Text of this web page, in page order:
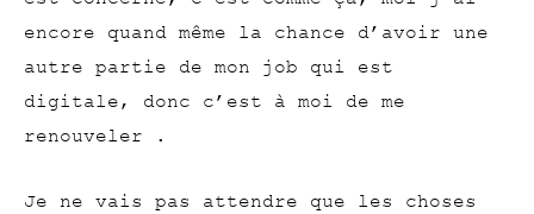
encore quand même la chance d’avoir une
autre partie de mon job qui est
digitale, donc c’est à moi de me
renouveler .
Je ne vais pas attendre que les choses